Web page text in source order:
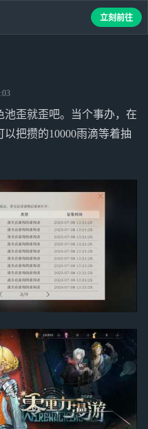
池歪就歪吧。当个事办，在
把攒的10000雨滴等着抽
立刻前往